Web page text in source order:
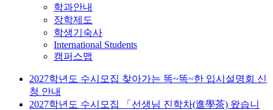
학과안내
장학제도
학생기숙사
International Students
캠퍼스맵
2027학년도 수시모집 찾아가는 똑~똑~한 입시설명회 신
청 안내
2027학년도 수시모집 「선생님 진학차(進學茶) 왔습니